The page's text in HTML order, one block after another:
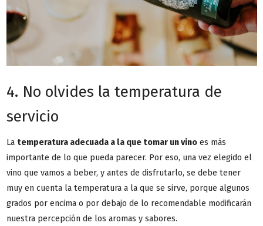
4. No olvides la temperatura de
servicio
La temperatura adecuada a la que tomar un vino es más
importante de lo que pueda parecer. Por eso, una vez elegido el
vino que vamos a beber, y antes de disfrutarlo, se debe tener
muy en cuenta la temperatura a la que se sirve, porque algunos
grados por encima o por debajo de lo recomendable modificarán
nuestra percepción de los aromas y sabores.